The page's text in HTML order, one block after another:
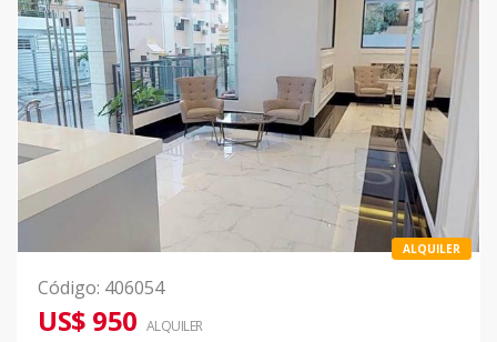
ALQUILER
Código: 406054
US$ 950 ALQUILER